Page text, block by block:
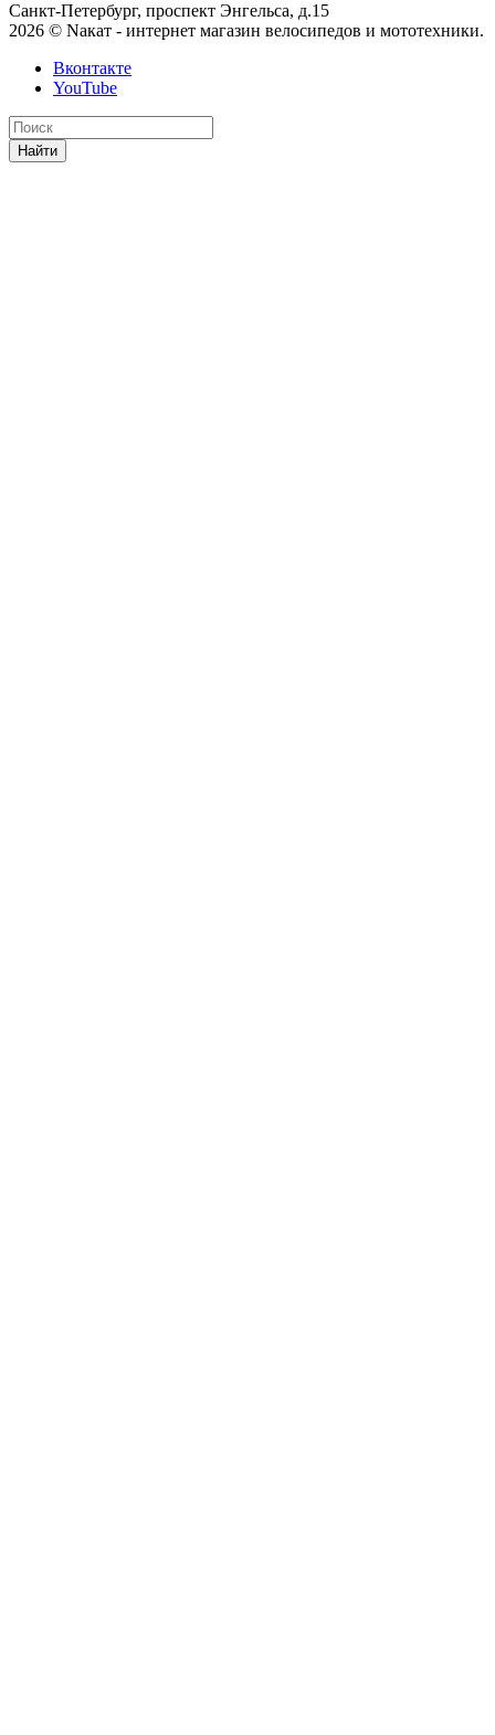
Санкт-Петербург, проспект Энгельса, д.15
2026 © Nакат - интернет магазин велосипедов и мототехники.
Вконтакте
YouTube
Найти